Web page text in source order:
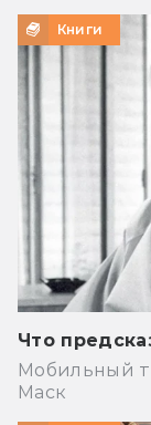
Книги
Что
Мобильный
Маск